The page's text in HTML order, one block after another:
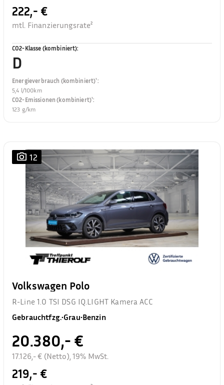
222,- €
mtl. Finanzierungsrate²
CO2-Klasse (kombiniert):
D
Energieverbrauch (kombiniert)¹:
5,4 l/100km
CO2-Emissionen (kombiniert)¹:
123 g/km
12
Volkswagen Polo
R-Line 1.0 TSI DSG IQ.LIGHT Kamera ACC
Gebrauchtfzg.•Grau•Benzin
20.380,- €
17.126,- € (Netto), 19% MwSt.
219,- €